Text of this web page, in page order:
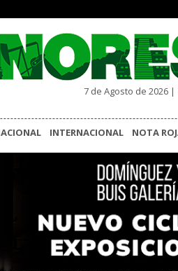
7 de Agosto de 2026 |
INTERNACIONAL NOTA